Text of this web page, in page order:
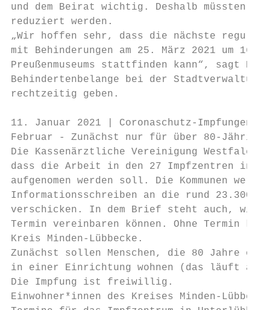
und dem Beirat wichtig. Deshalb müssten
reduziert werden.
„Wir hoffen sehr, dass die nächste
mit Behinderungen am 25. März 2021 um 16
Preußenmuseums stattfinden kann“, sagt
Behindertenbelange bei der
rechtzeitig geben.
11. Januar 2021 | Coronaschutz-Impfungen
Februar - Zunächst nur für über 80-Jährige
Die Kassenärztliche Vereinigung
dass die Arbeit in den 27 Impfzentren in
aufgenomen werden soll. Die Kommunen
Informationsschreiben an die rund 23.300
verschicken. In dem Brief steht auch, wie
Termin vereinbaren können. Ohne Termin
Kreis Minden-Lübbecke.
Zunächst sollen Menschen, die 80 Jahre
in einer Einrichtung wohnen (das läuft
Die Impfung ist freiwillig.
Einwohner*innen des Kreises Minden-